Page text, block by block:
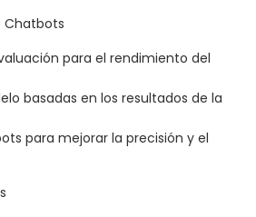
Chatbots
para el rendimiento del
basadas en los resultados de la
para mejorar la precisión y el